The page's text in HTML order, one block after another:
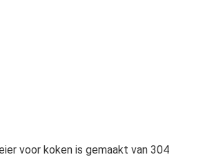
voor koken is gemaakt van 304